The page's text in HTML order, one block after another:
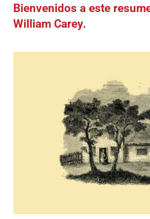
Bienvenidos a este
William Carey.